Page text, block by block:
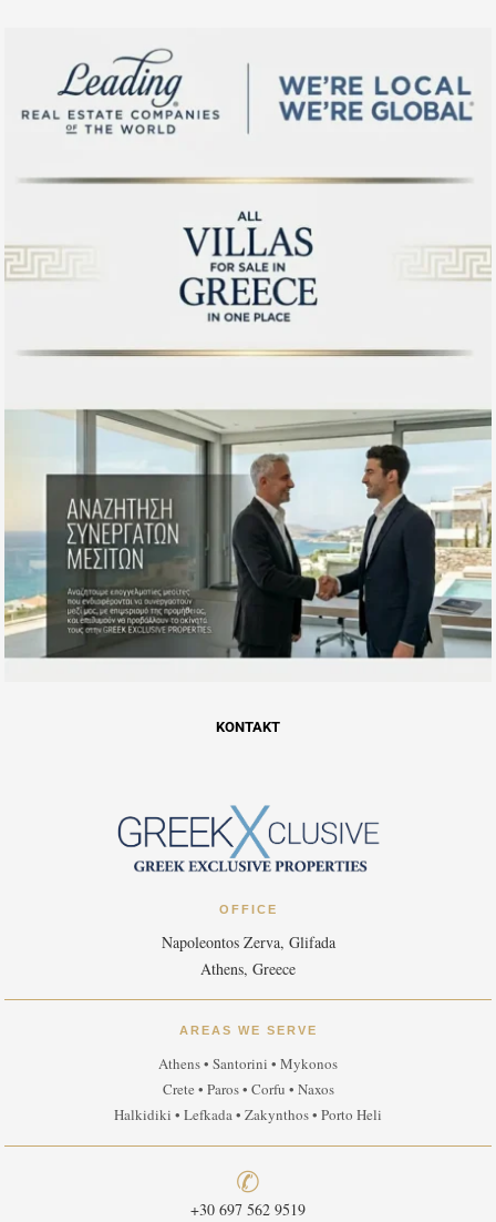
KONTAKT
OFFICE
Napoleontos Zerva, Glifada
Athens, Greece
AREAS WE SERVE
Athens • Santorini • Mykonos
Crete • Paros • Corfu • Naxos
Halkidiki • Lefkada • Zakynthos • Porto Heli
✆
+30 697 562 9519